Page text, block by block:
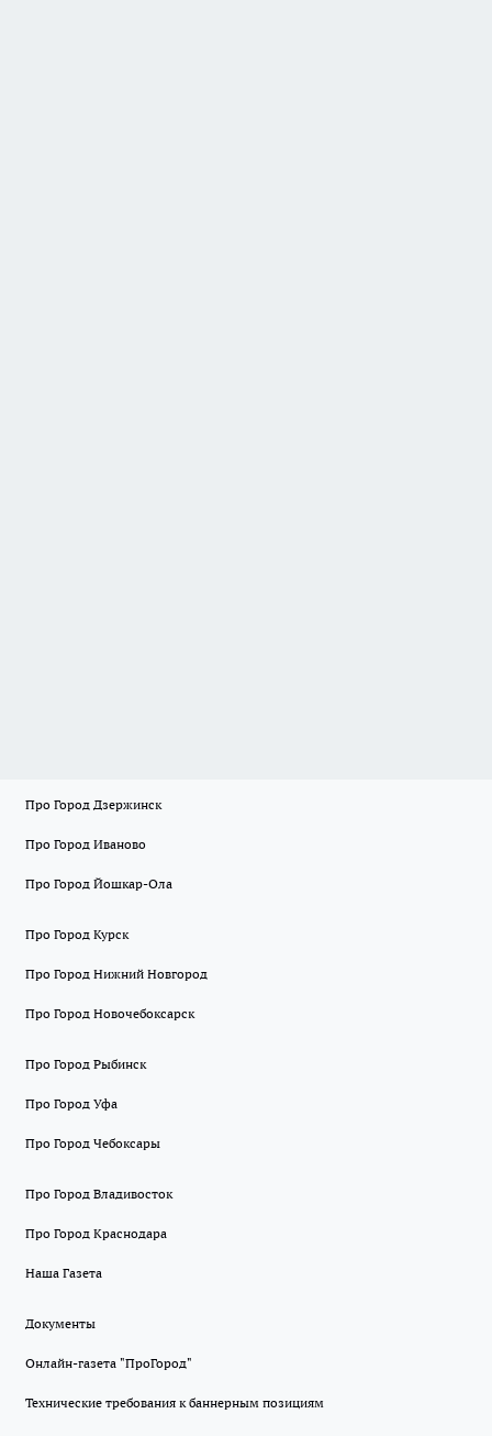
Про Город Дзержинск
Про Город Иваново
Про Город Йошкар-Ола
Про Город Курск
Про Город Нижний Новгород
Про Город Новочебоксарск
Про Город Рыбинск
Про Город Уфа
Про Город Чебоксары
Про Город Владивосток
Про Город Краснодара
Наша Газета
Документы
Онлайн-газета "ПроГород"
Технические требования к баннерным позициям